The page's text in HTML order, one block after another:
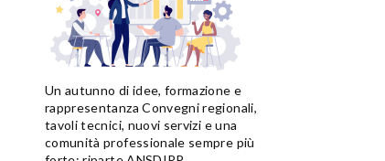
Un autunno di idee, formazione e
rappresentanza Convegni regionali,
tavoli tecnici, nuovi servizi e una
comunità professionale sempre più